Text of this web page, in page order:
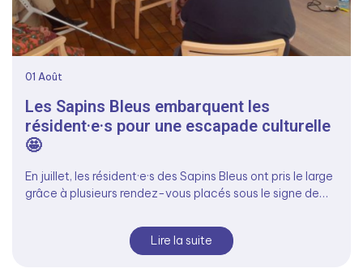
01 Août
Les Sapins Bleus embarquent les
résident·e·s pour une escapade culturelle
🤩
En juillet, les résident·e·s des Sapins Bleus ont pris le large
grâce à plusieurs rendez-vous placés sous le signe de…
Lire la suite